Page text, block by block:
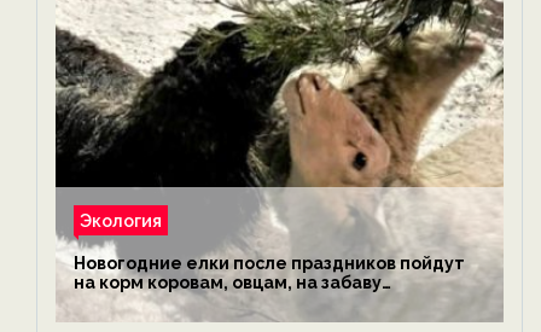
Экология
Новогодние елки после праздников пойдут
на корм коровам, овцам, на забаву
обезьянам, львам и леопардам — новости
экологии на ECOportal